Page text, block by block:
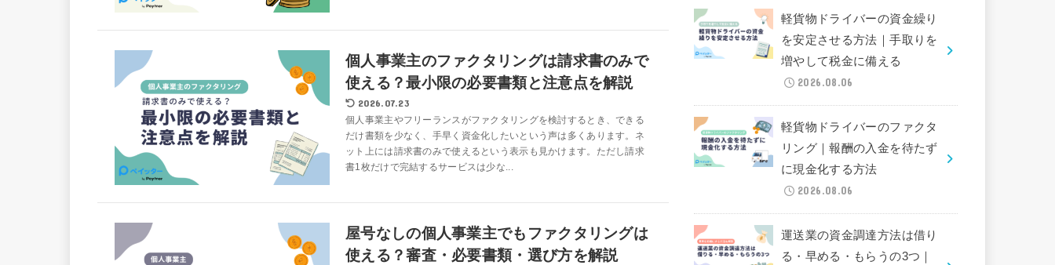
個人事業主のファクタリングは請求書のみで
使える？最小限の必要書類と注意点を解説
2026.07.23
個人事業主やフリーランスがファクタリングを検討するとき、できる
だけ書類を少なく、手早く資金化したいという声は多くあります。ネ
ット上には請求書のみで使えるという表示も見かけます。ただし請求
書1枚だけで完結するサービスは少な...
屋号なしの個人事業主でもファクタリングは
使える？審査・必要書類・選び方を解説
軽貨物ドライバーの資金繰り
を安定させる方法｜手取りを
増やして税金に備える
2026.08.06
軽貨物ドライバーのファクタ
リング｜報酬の入金を待たず
に現金化する方法
2026.08.06
運送業の資金調達方法は借り
る・早める・もらうの3つ｜